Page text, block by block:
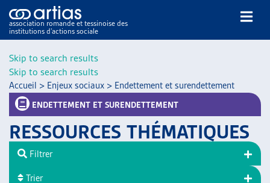
Skip to search results
Skip to search results
association romande et tessinoise des
institutions d’actions sociale
NOS PUBLICATIONS
DOSSIERS DU MOIS
Accueil > Enjeux sociaux > Endettement et surendettement
ENDETTEMENT ET SURENDETTEMENT
RESSOURCES THÉMATIQUES
Filtrer
Trier